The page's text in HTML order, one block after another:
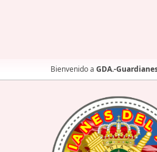
Bienvenido a GDA.-